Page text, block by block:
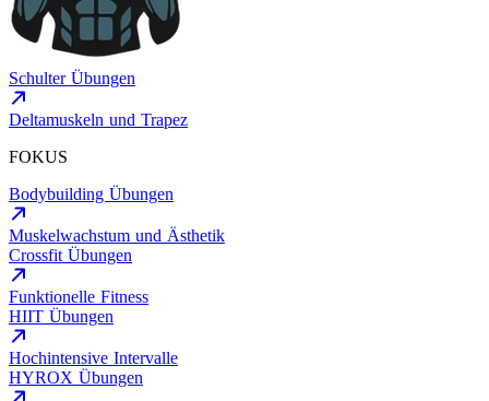
Schulter Übungen
Deltamuskeln und Trapez
FOKUS
Bodybuilding Übungen
Muskelwachstum und Ästhetik
Crossfit Übungen
Funktionelle Fitness
HIIT Übungen
Hochintensive Intervalle
HYROX Übungen